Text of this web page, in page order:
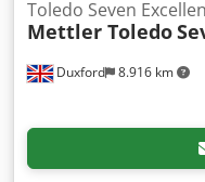
Duxford 8.916 km
Toledo Seven
Mettler Toledo